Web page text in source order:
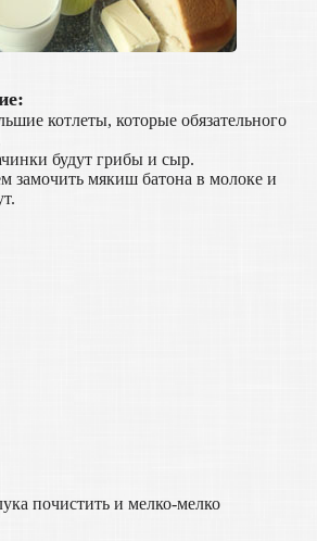
котлеты, которые обязательного
будут грибы и сыр.
замочить мякиш батона в молоке и
почистить и мелко-мелко